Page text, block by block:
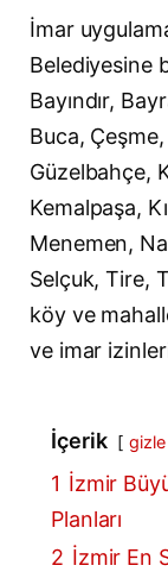
İmar
Belediyesine
Bayındır,
Buca,
Güzelbahçe,
Kemalpaşa,
Menemen,
Selçuk, Tire,
köy ve
ve imar
İçerik gizle
1 İzmir
Planları
2 İzmir En